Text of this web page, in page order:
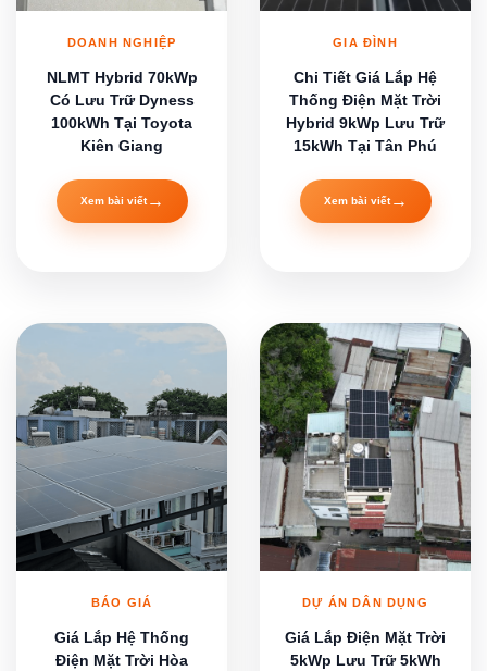
DOANH NGHIỆP
NLMT Hybrid 70kWp
Có Lưu Trữ Dyness
100kWh Tại Toyota
Kiên Giang
Xem bài viết→
GIA ĐÌNH
Chi Tiết Giá Lắp Hệ
Thống Điện Mặt Trời
Hybrid 9kWp Lưu Trữ
15kWh Tại Tân Phú
Xem bài viết→
BÁO GIÁ
Giá Lắp Hệ Thống
Điện Mặt Trời Hòa
DỰ ÁN DÂN DỤNG
Giá Lắp Điện Mặt Trời
5kWp Lưu Trữ 5kWh